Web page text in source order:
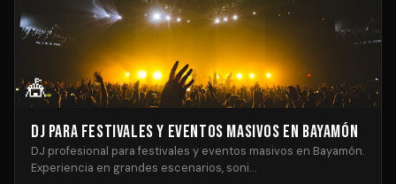
🎪
DJ para Festivales y Eventos Masivos en Bayamón
DJ profesional para festivales y eventos masivos en Bayamón.
Experiencia en grandes escenarios, soni…